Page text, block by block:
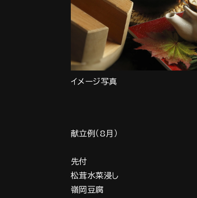
イメージ写真
献立例（8月）
先付
松茸水菜浸し
嶺岡豆腐